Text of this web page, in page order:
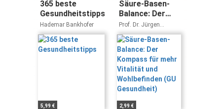
365 beste
Gesundheitstipps
Hademar Bankhofer
5,99 €
Säure-Basen-
Balance: Der
Kompass für
mehr Vitalität
und
Wohlbefinden
(GU Gesundheit)
Prof. Dr. Jürgen
Vormann
2,99 €